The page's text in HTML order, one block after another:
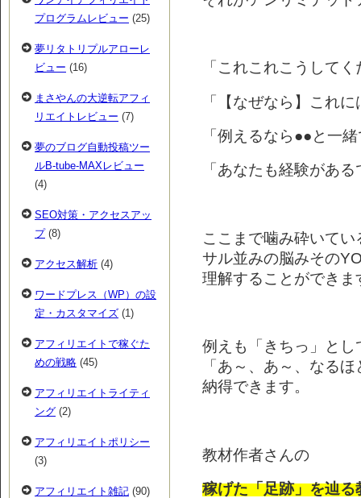
「これこれこうして
「【なぜなら】これ
「例えるなら●●と一
「あなたも経験があ
ここまで噛み砕いてい
サル並みの脳みその
理解することができま
例えも「きちっ」とし
「あ～、あ～、なる
納得できます。
教材作者さんの
稼げた「足跡」を辿る
プログラムレビュー (25)
夢リタトリプルアローレ
ビュー (16)
まさやんの大逆転アフィ
リエイトレビュー (7)
夢のブログ自動投稿ツー
ルB-tube-MAXレビュー
(4)
SEO対策・アクセスアッ
プ(8)
アクセス解析 (4)
ワードプレス（WP）の設
定・カスタマイズ (1)
アフィリエイトで稼ぐた
めの戦略 (45)
アフィリエイトライティ
ング (2)
アフィリエイトポリシー
(3)
アフィリエイト雑記 (90)